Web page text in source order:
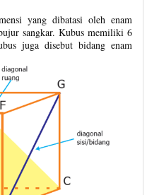
yang dibatasi oleh enam
sangkar. Kubus memiliki 6
juga disebut bidang enam